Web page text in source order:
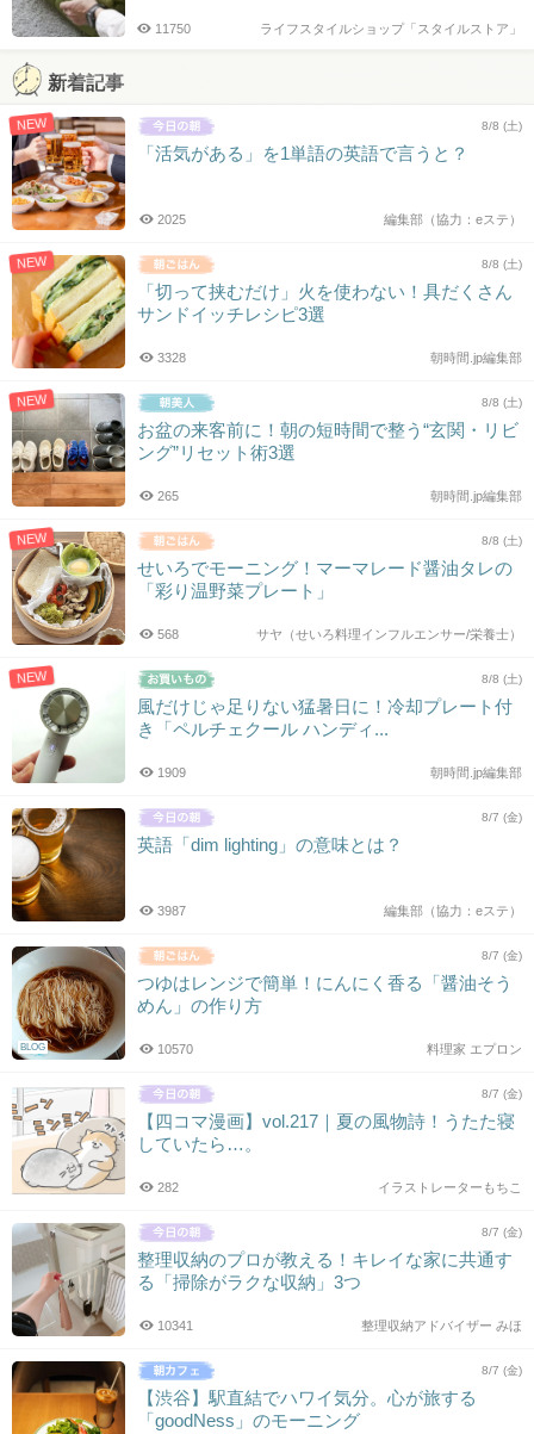
ライフスタイルショップ「スタイルストア」
11750
新着記事
NEW 8/8 (土)
「活気がある」を1単語の英語で言うと？
編集部（協力：eステ）
2025
NEW 8/8 (土)
「切って挟むだけ」火を使わない！具だくさん
サンドイッチレシピ3選
朝時間.jp編集部
3328
NEW 8/8 (土)
お盆の来客前に！朝の短時間で整う“玄関・リビ
ング”リセット術3選
朝時間.jp編集部
265
NEW 8/8 (土)
せいろでモーニング！マーマレード醤油タレの
「彩り温野菜プレート」
サヤ（せいろ料理インフルエンサー/栄養士）
568
NEW 8/8 (土)
風だけじゃ足りない猛暑日に！冷却プレート付
き「ペルチェクール ハンディ...
朝時間.jp編集部
1909
8/7 (金)
英語「dim lighting」の意味とは？
編集部（協力：eステ）
3987
BLOG
8/7 (金)
つゆはレンジで簡単！にんにく香る「醤油そう
めん」の作り方
料理家 エプロン
10570
8/7 (金)
【四コマ漫画】vol.217｜夏の風物詩！うたた寝
していたら…。
イラストレーターもちこ
282
8/7 (金)
整理収納のプロが教える！キレイな家に共通す
る「掃除がラクな収納」3つ
整理収納アドバイザー みほ
10341
8/7 (金)
【渋谷】駅直結でハワイ気分。心が旅する
「goodNess」のモーニング